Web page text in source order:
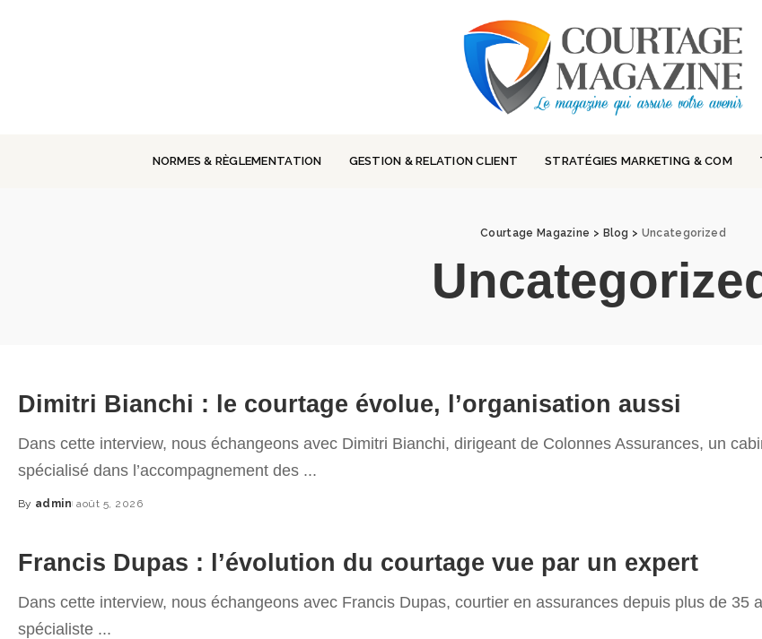
NORMES & RÈGLEMENTATION GESTION & RELATION CLIENT STRATÉGIES MARKETING & COM
Courtage Magazine > Blog > Uncategorized
Dimitri Bianchi : le courtage évolue, l’organisation aussi
Dans cette interview, nous échangeons avec Dimitri Bianchi, dirigeant de Colonnes Assurances, un
spécialisé dans l’accompagnement des ...
Posted
By admin août 5, 2026
Francis Dupas : l’évolution du courtage vue par un expert
Dans cette interview, nous échangeons avec Francis Dupas, courtier en assurances depuis plus de 35
spécialiste ...